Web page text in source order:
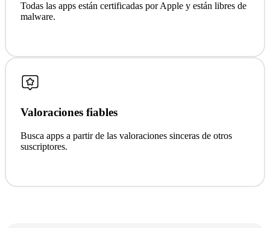
Todas las apps están certificadas por Apple y están libres de
malware.
Valoraciones fiables
Busca apps a partir de las valoraciones sinceras de otros
suscriptores.